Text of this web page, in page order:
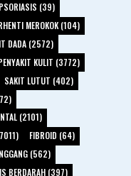
PSORIASIS (39)
MEROKOK (104)
DADA (2572)
KULIT (3772)
SAKIT LUTUT (402)
(2101)
FIBROID (64)
(562)
BERDARAH (397)